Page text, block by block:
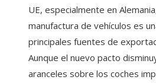
UE, especialmente en
manufactura de vehículos es
principales fuentes de
Aunque el nuevo pacto
aranceles sobre los coches